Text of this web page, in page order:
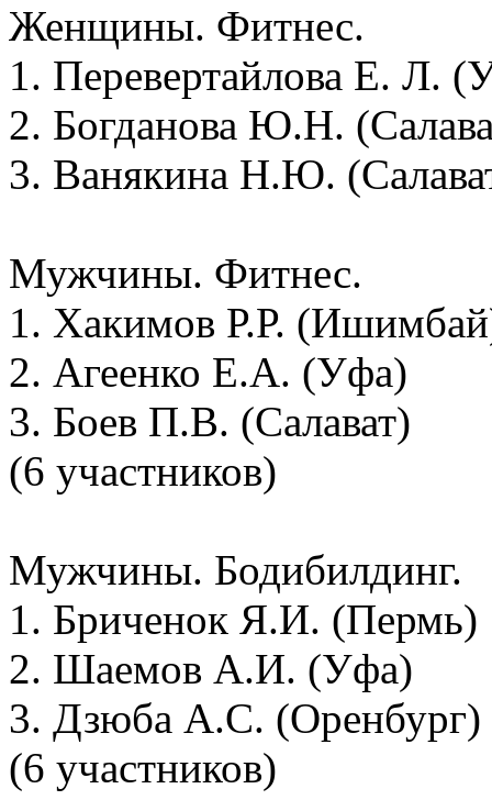
Женщины. Фитнес.
1. Перевертайлова Е. Л.
2. Богданова Ю.Н.
3. Ванякина Н.Ю.
Мужчины. Фитнес.
1. Хакимов Р.Р.
2. Агеенко Е.А. (Уфа)
3. Боев П.В. (Салават)
(6 участников)
Мужчины. Бодибилдинг.
1. Бриченок Я.И. (Пермь)
2. Шаемов А.И. (Уфа)
3. Дзюба А.С. (Оренбург)
(6 участников)